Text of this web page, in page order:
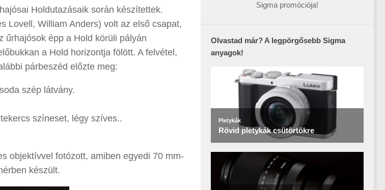
Holdutazásaik során készítettek.
Lovell, William Anders) volt az első csapat,
űrhajósok épp a Hold körüli pályán
a Hold horizontja fölött. A felvétel,
párbeszéd előzte meg:
szép látvány.
színeset, légy szíves..
objektívvel fotózott, amiben egyedi 70 mm-
készült.
Sigma promóciója!
Olvastad már? A legpörgősebb Sigma
anyagok!